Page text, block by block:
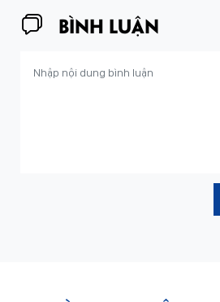
BÌNH LUẬN